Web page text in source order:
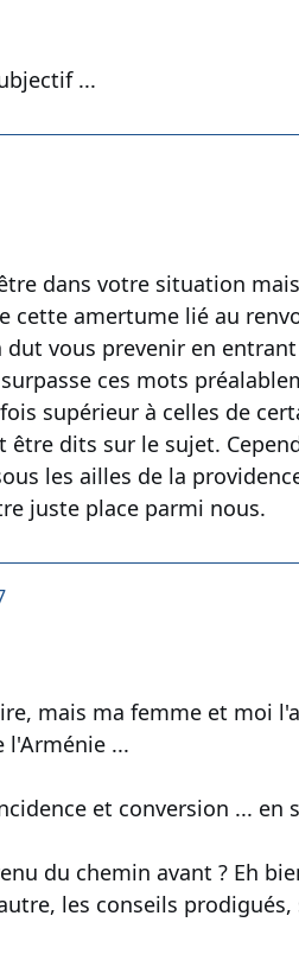
...
dans votre situation
cette amertume lié au
vous prevenir en
ces mots
supérieur à celles de
dits sur le sujet.
les ailles de la
juste place parmi nous.
mais ma femme et moi
l'Arménie ...
et conversion ... en
du chemin avant ? Eh
les conseils